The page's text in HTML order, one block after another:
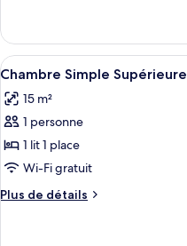
Chambre
Triple
Économique
le
type
de
Chambre
Triple
Afficher
toutes
les
photos
pour
ce
type
de
4
Chambre Simple Supérieure
15 m²
1 personne
1 lit 1 place
Wi-Fi gratuit
Plus de détails
Plus